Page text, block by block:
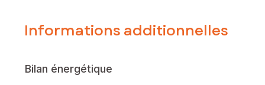
Informations additionnelles
Bilan énergétique